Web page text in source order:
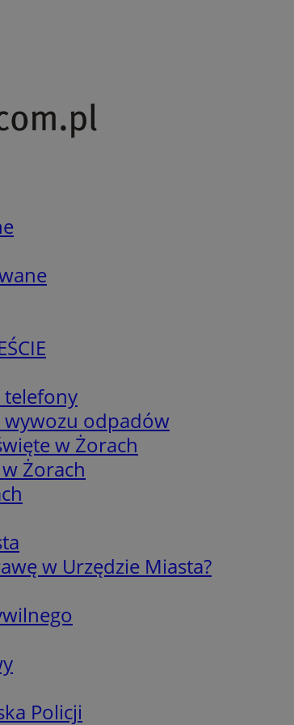
telefony
odpadów
w Żorach
Żorach
w Urzędzie Miasta?
Policji